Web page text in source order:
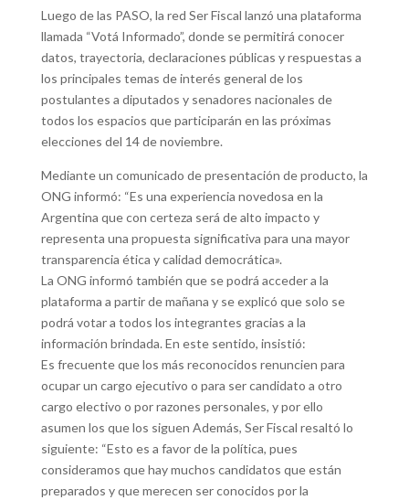
Luego de las PASO, la red Ser Fiscal lanzó una plataforma
llamada “Votá Informado”, donde se permitirá conocer
datos, trayectoria, declaraciones públicas y respuestas a
los principales temas de interés general de los
postulantes a diputados y senadores nacionales de
todos los espacios que participarán en las próximas
elecciones del 14 de noviembre.
Mediante un comunicado de presentación de producto, la
ONG informó: “Es una experiencia novedosa en la
Argentina que con certeza será de alto impacto y
representa una propuesta significativa para una mayor
transparencia ética y calidad democrática».
La ONG informó también que se podrá acceder a la
plataforma a partir de mañana y se explicó que solo se
podrá votar a todos los integrantes gracias a la
información brindada. En este sentido, insistió:
Es frecuente que los más reconocidos renuncien para
ocupar un cargo ejecutivo o para ser candidato a otro
cargo electivo o por razones personales, y por ello
asumen los que los siguen Además, Ser Fiscal resaltó lo
siguiente: “Esto es a favor de la política, pues
consideramos que hay muchos candidatos que están
preparados y que merecen ser conocidos por la